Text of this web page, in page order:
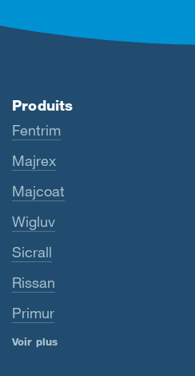
Produits
Fentrim
Majrex
Majcoat
Wigluv
Sicrall
Rissan
Primur
Voir plus